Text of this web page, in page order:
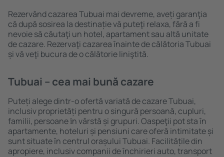
Rezervând cazarea Tubuai mai devreme, aveți garanţia
că după sosirea la destinație vă puteţi relaxa, fără a fi
nevoie să căutaţi un hotel, apartament sau altă unitate
de cazare. Rezervaţi cazarea înainte de călătoria Tubuai
și vă veţi bucura de o călătorie liniştită.
Tubuai – cea mai bună cazare
Puteți alege dintr-o ofertă variată de cazare Tubuai,
inclusiv proprietăți pentru o singură persoană, cupluri,
familii, persoane ȋn vârstă și grupuri. Oaspeţii pot sta în
apartamente, hoteluri și pensiuni care oferă intimitate și
sunt situate în centrul orașului Tubuai. Facilitățile din
apropiere, inclusiv companii de închirieri auto, transport